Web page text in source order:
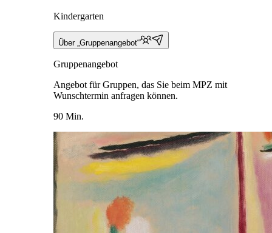
Kindergarten
Über „Gruppenangebot“
Gruppenangebot
Angebot für Gruppen, das Sie beim MPZ mit
Wunschtermin anfragen können.
90 Min.